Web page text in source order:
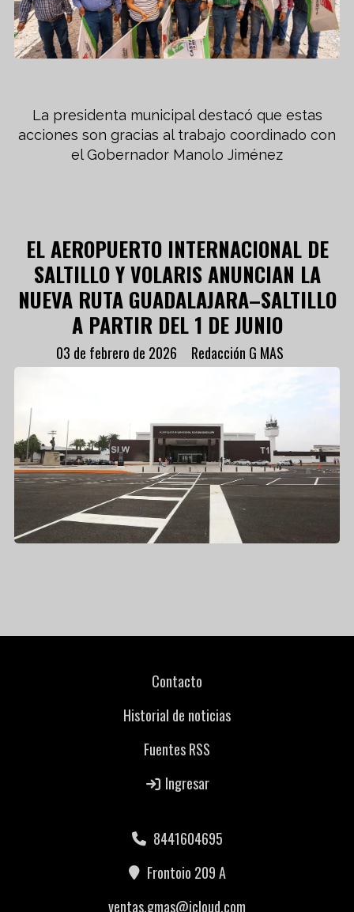
La presidenta municipal destacó que estas
acciones son gracias al trabajo coordinado con
el Gobernador Manolo Jiménez
EL AEROPUERTO INTERNACIONAL DE
SALTILLO Y VOLARIS ANUNCIAN LA
NUEVA RUTA GUADALAJARA–SALTILLO
A PARTIR DEL 1 DE JUNIO
Redacción G MAS
03 de febrero de 2026
Contacto
Historial de noticias
Fuentes RSS
Ingresar
8441604695
Frontoio 209 A
ventas.gmas@icloud.com